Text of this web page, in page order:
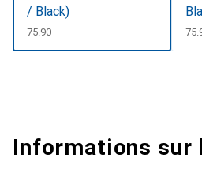
/ Black)
CHF
75.90
Informations sur